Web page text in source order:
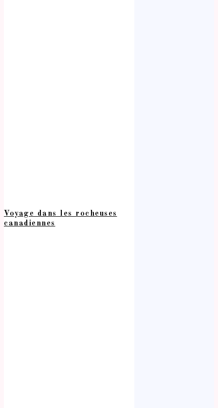
Voyage dans les rocheuses
canadiennes